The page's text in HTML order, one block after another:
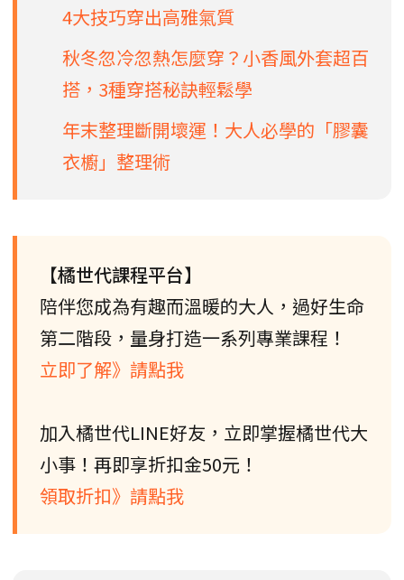
4大技巧穿出高雅氣質
秋冬忽冷忽熱怎麼穿？小香風外套超百
搭，3種穿搭秘訣輕鬆學
年末整理斷開壞運！大人必學的「膠囊
衣櫥」整理術
【橘世代課程平台】
陪伴您成為有趣而溫暖的大人，過好生命
第二階段，量身打造一系列專業課程！
立即了解》請點我
加入橘世代LINE好友，立即掌握橘世代大
小事！再即享折扣金50元！
領取折扣》請點我